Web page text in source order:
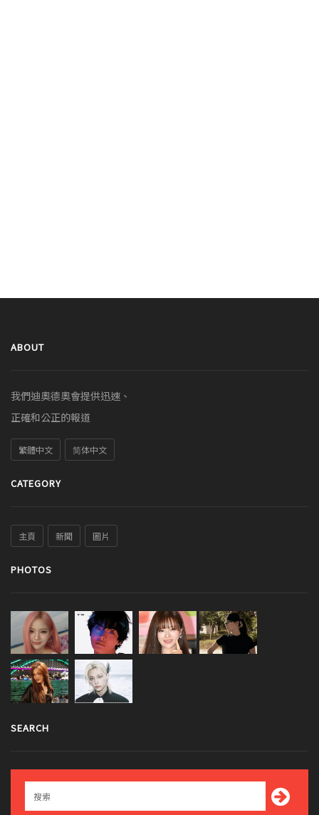
ABOUT
我們迪奧德奧會提供迅速、
正確和公正的報道
繁體中文 简体中文
CATEGORY
主頁 新聞 圖片
PHOTOS
SEARCH